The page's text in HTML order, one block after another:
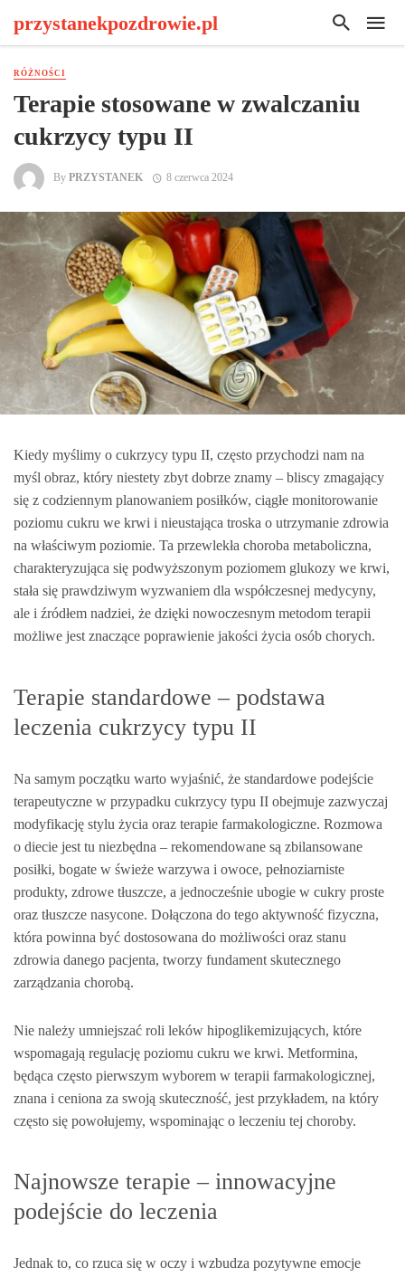
przystanekpozdrowie.pl
RÓŻNOŚCI
Terapie stosowane w zwalczaniu
cukrzycy typu II
By PRZYSTANEK 8 czerwca 2024
Kiedy myślimy o cukrzycy typu II, często przychodzi nam na
myśl obraz, który niestety zbyt dobrze znamy – bliscy zmagający
się z codziennym planowaniem posiłków, ciągłe monitorowanie
poziomu cukru we krwi i nieustająca troska o utrzymanie zdrowia
na właściwym poziomie. Ta przewlekła choroba metaboliczna,
charakteryzująca się podwyższonym poziomem glukozy we krwi,
stała się prawdziwym wyzwaniem dla współczesnej medycyny,
ale i źródłem nadziei, że dzięki nowoczesnym metodom terapii
możliwe jest znaczące poprawienie jakości życia osób chorych.
Terapie standardowe – podstawa
leczenia cukrzycy typu II
Na samym początku warto wyjaśnić, że standardowe podejście
terapeutyczne w przypadku cukrzycy typu II obejmuje zazwyczaj
modyfikację stylu życia oraz terapie farmakologiczne. Rozmowa
o diecie jest tu niezbędna – rekomendowane są zbilansowane
posiłki, bogate w świeże warzywa i owoce, pełnoziarniste
produkty, zdrowe tłuszcze, a jednocześnie ubogie w cukry proste
oraz tłuszcze nasycone. Dołączona do tego aktywność fizyczna,
która powinna być dostosowana do możliwości oraz stanu
zdrowia danego pacjenta, tworzy fundament skutecznego
zarządzania chorobą.
Nie należy umniejszać roli leków hipoglikemizujących, które
wspomagają regulację poziomu cukru we krwi. Metformina,
będąca często pierwszym wyborem w terapii farmakologicznej,
znana i ceniona za swoją skuteczność, jest przykładem, na który
często się powołujemy, wspominając o leczeniu tej choroby.
Najnowsze terapie – innowacyjne
podejście do leczenia
Jednak to, co rzuca się w oczy i wzbudza pozytywne emocje